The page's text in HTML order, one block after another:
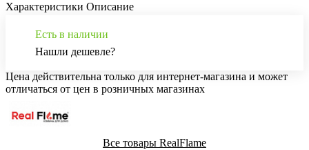
Характеристики Описание
Есть в наличии
Нашли дешевле?
Цена действительна только для интернет-магазина и может
отличаться от цен в розничных магазинах
Все товары RealFlame